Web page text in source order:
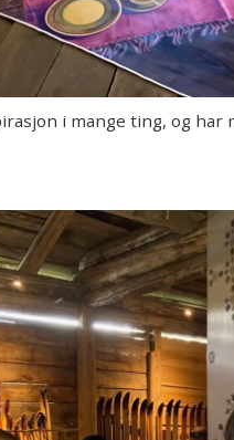
i mange ting, og har